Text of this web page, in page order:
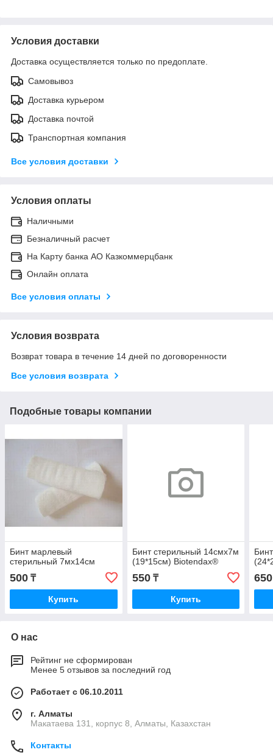
Условия доставки
Доставка осуществляется только по предоплате.
Самовывоз
Доставка курьером
Доставка почтой
Транспортная компания
Все условия доставки
Условия оплаты
Наличными
Безналичный расчет
На Карту банка АО Казкоммерцбанк
Онлайн оплата
Все условия оплаты
Условия возврата
Возврат товара в течение 14 дней по договоренности
Все условия возврата
Подобные товары компании
Бинт марлевый
стерильный 7мх14см
500 ₸
Купить
Бинт стерильный 14смх7м
(19*15см) Biotendax®
550₸
Купить
650
О нас
Рейтинг не сформирован
Менее 5 отзывов за последний год
Работает с 06.10.2011
г. Алматы
Макатаева 131, корпус 8, Алматы, Казахстан
Контакты